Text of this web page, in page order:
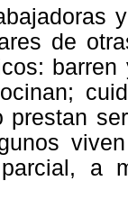
de
prestan
a